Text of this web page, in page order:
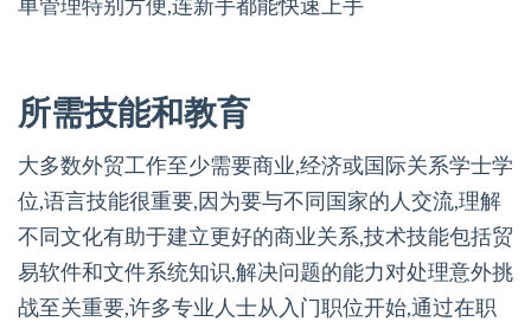
单管理特别方便,连新手都能快速上手
所需技能和教育
大多数外贸工作至少需要商业,经济或国际关系学士学
位,语言技能很重要,因为要与不同国家的人交流,理解
不同文化有助于建立更好的商业关系,技术技能包括贸
易软件和文件系统知识,解决问题的能力对处理意外挑
战至关重要,许多专业人士从入门职位开始,通过在职